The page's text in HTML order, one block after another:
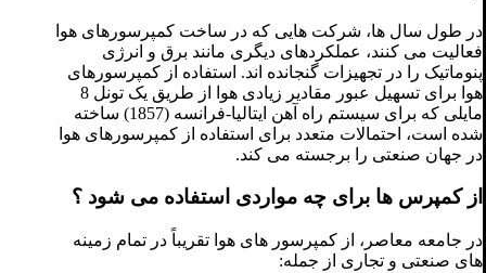
در طول سال ها، شرکت هایی که در ساخت کمپرسورهای هوا
فعالیت می کنند، عملکردهای دیگری مانند برق و انرژی
پنوماتیک را در تجهیزات گنجانده اند. استفاده از کمپرسورهای
هوا برای تسهیل عبور مقادیر زیادی هوا از طریق یک تونل 8
مایلی که برای سیستم راه آهن ایتالیا-فرانسه (1857) ساخته
شده است، احتمالات متعدد برای استفاده از کمپرسورهای هوا
در جهان صنعتی را برجسته می کند.
از کمپرس ها برای چه مواردی استفاده می شود ؟
در جامعه معاصر، از کمپرسور های هوا تقریباً در تمام زمینه
های صنعتی و تجاری از جمله: